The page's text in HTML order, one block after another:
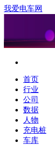
我爱电车网
首页
行业
公司
数据
人物
充电桩
车库